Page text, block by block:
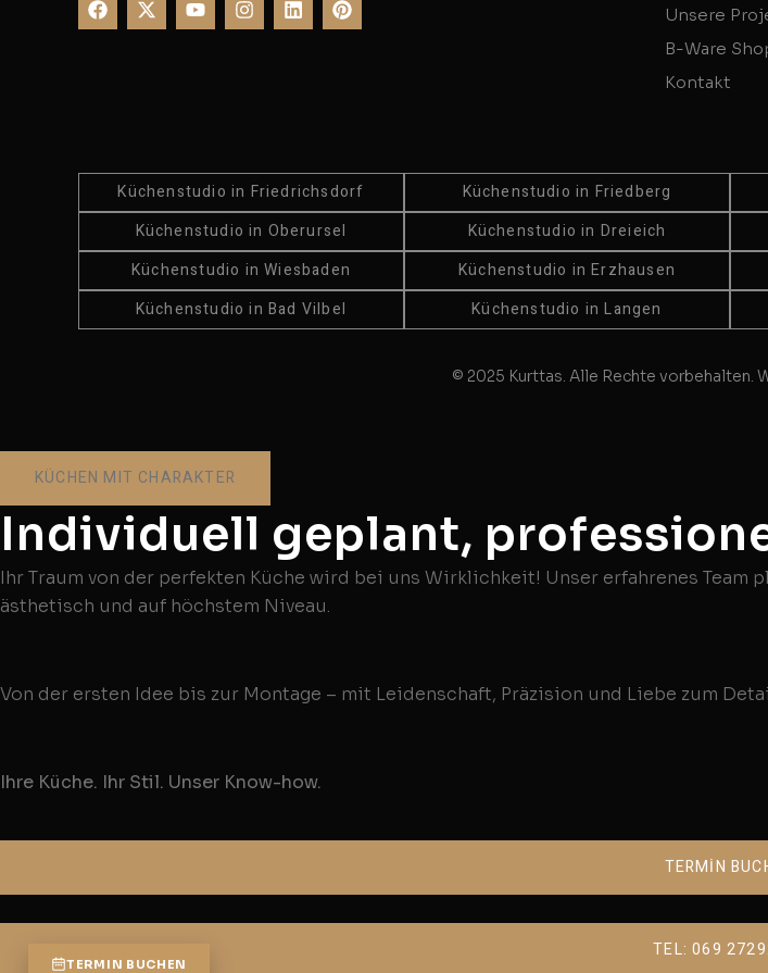
Unsere
B-Ware
Kontakt
Küchenstudio in Friedrichsdorf
Küchenstudio in Oberursel
Küchenstudio in Wiesbaden
Küchenstudio in Bad Vilbel
Küchenstudio in Friedberg
Küchenstudio in Dreieich
Küchenstudio in Erzhausen
Küchenstudio in Langen
© 2025 Kurttas. Alle Rechte vorbehalten.
KÜCHEN MIT CHARAKTER
Individuell geplant,
Ihr Traum von der perfekten Küche wird bei uns Wirklichkeit! Unser erfahrenes Team
ästhetisch und auf höchstem Niveau.
Von der ersten Idee bis zur Montage – mit Leidenschaft, Präzision und Liebe zum
Ihre Küche. Ihr Stil. Unser Know-how.
TERMİN
TEL: 069
TERMIN BUCHEN